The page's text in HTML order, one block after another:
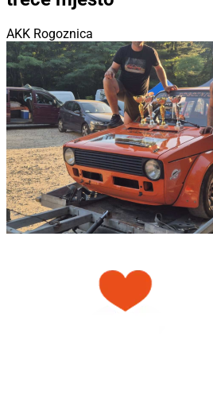
AKK Rogoznica